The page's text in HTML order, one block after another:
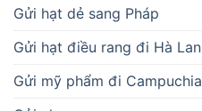
Gửi hạt dẻ sang Pháp
Gửi hạt điều rang đi Hà Lan
Gửi mỹ phẩm đi Campuchia